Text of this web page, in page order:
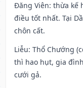
Đăng Viên: thừa kế
điều tốt nhất. Tại
chôn cất.
Liễu: Thổ Chướng
thì hao hụt, gia
cưới gả.